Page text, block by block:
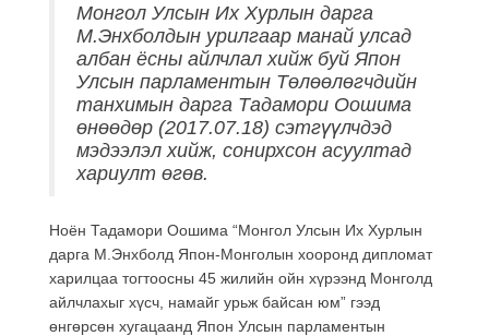
Монгол Улсын Их Хурлын дарга
М.Энхболдын урилгаар манай улсад
албан ёсны айлчлал хийж буй Япон
Улсын парламентын Төлөөлөгчдийн
танхимын дарга Тадамори Оошима
өнөөдөр (2017.07.18) сэтгүүлчдэд
мэдээлэл хийж, сонирхсон асуултад
хариулт өгөв.
Ноён Тадамори Оошима “Монгол Улсын Их Хурлын
дарга М.Энхболд Япон-Монголын хооронд дипломат
харилцаа тогтоосны 45 жилийн ойн хүрээнд Монголд
айлчлахыг хүсч, намайг урьж байсан юм” гээд
өнгөрсөн хугацаанд Япон Улсын парламентын